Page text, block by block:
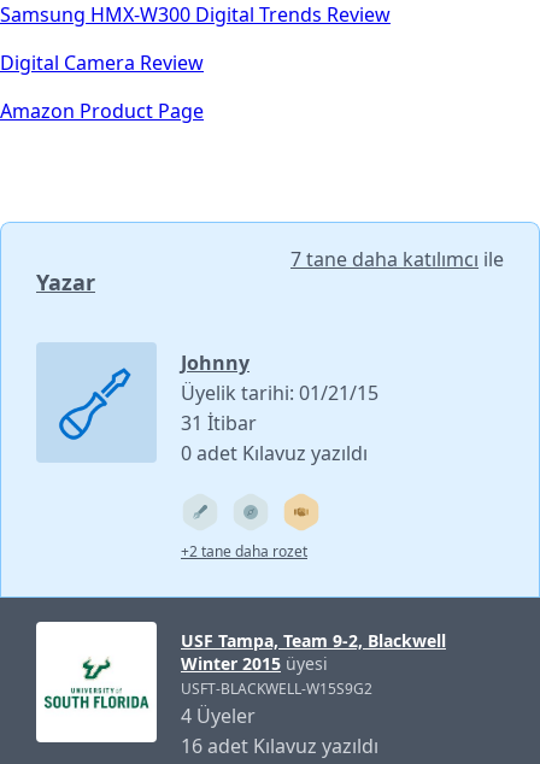
Samsung HMX-W300 Digital Trends Review
Digital Camera Review
Amazon Product Page
Yazar
7 tane daha katılımcı ile
Johnny
Üyelik tarihi: 01/21/15
31 İtibar
0 adet Kılavuz yazıldı
+2 tane daha rozet
USF Tampa, Team 9-2, Blackwell
Winter 2015 üyesi
USFT-BLACKWELL-W15S9G2
4 Üyeler
16 adet Kılavuz yazıldı